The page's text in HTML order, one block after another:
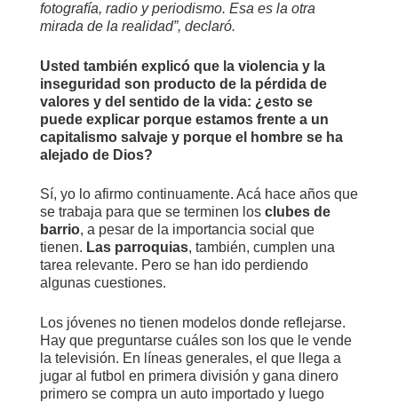
fotografía, radio y periodismo. Esa es la otra
mirada de la realidad”, declaró.
Usted también explicó que la violencia y la
inseguridad son producto de la pérdida de
valores y del sentido de la vida: ¿esto se
puede explicar porque estamos frente a un
capitalismo salvaje y porque el hombre se ha
alejado de Dios?
Sí, yo lo afirmo continuamente. Acá hace años que
se trabaja para que se terminen los clubes de
barrio, a pesar de la importancia social que
tienen. Las parroquias, también, cumplen una
tarea relevante. Pero se han ido perdiendo
algunas cuestiones.
Los jóvenes no tienen modelos donde reflejarse.
Hay que preguntarse cuáles son los que le vende
la televisión. En líneas generales, el que llega a
jugar al futbol en primera división y gana dinero
primero se compra un auto importado y luego